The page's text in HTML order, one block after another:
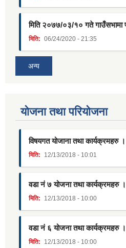
मिति २०७७/०३/१० गते गाउँसभामा
मिति: 06/24/2020 - 21:35
अन्य
याेजना तथा परियाेजना
विषयगत योजाना तथा कार्यक्रमहरु ।
मिति: 12/13/2018 - 10:01
वडा नं ७ योजना तथा कार्यक्रमहरु ।
मिति: 12/13/2018 - 10:00
वडा नं ६ योजना तथा कार्यक्रमहरु ।
मिति: 12/13/2018 - 10:00